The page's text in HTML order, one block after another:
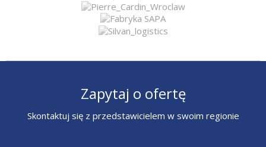
Zapytaj o ofertę
Skontaktuj się z przedstawicielem w swoim regionie